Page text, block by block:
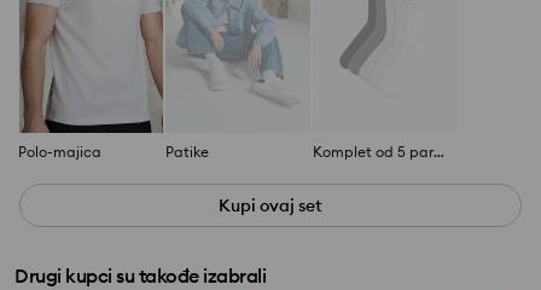
Polo-majica Patike Komplet od 5 para čarapa
Kupi ovaj set
Drugi kupci su takođe izabrali